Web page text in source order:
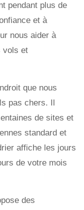
pendant plus de
et à
nous aider à
vols et
que nous
pas chers. Il
de sites et
standard et
affiche les jours
de votre mois
des